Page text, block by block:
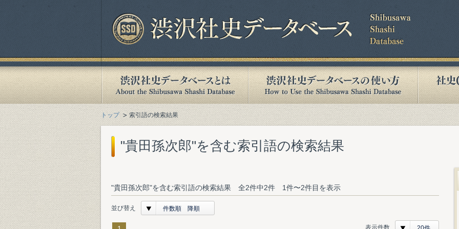
トップ 索引語の検索結果
"貴田孫次郎"を含む索引語の検索結果
"貴田孫次郎"を含む索引語の検索結果 全2件中2件 1件〜2件目を表示
並び替え 件数順 降順
表示件数